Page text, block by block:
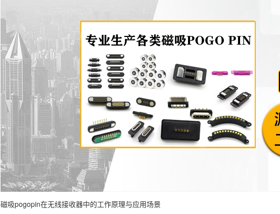
磁吸pogopin在无线接收器中的工作原理与应用场景